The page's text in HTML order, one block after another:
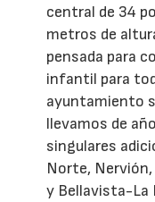
central de 34
metros de
pensada para
infantil para
ayuntamiento
llevamos de
singulares
Norte,
y Bellavista-La